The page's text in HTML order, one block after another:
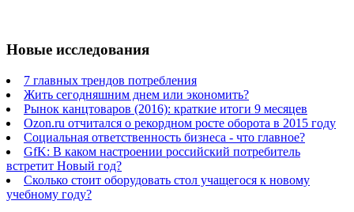
Новые исследования
7 главных трендов потребления
Жить сегодняшним днем или экономить?
Рынок канцтоваров (2016): краткие итоги 9 месяцев
Ozon.ru отчитался о рекордном росте оборота в 2015 году
Социальная ответственность бизнеса - что главное?
GfK: В каком настроении российский потребитель
встретит Новый год?
Сколько стоит оборудовать стол учащегося к новому
учебному году?